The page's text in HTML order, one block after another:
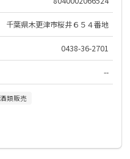
千葉県木更津市桜井６５４番地
0438-36-2701
--
酒類販売